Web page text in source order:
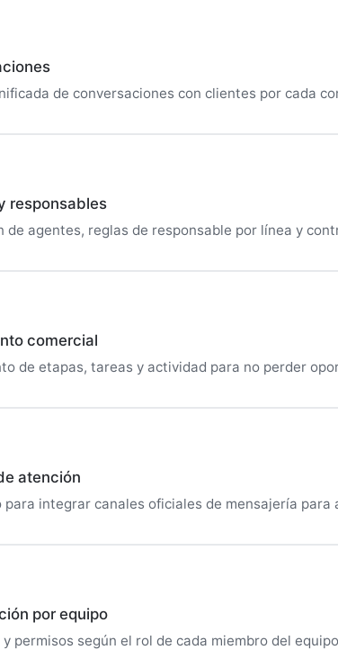
de conversaciones con clientes por cada
responsables
de agentes, reglas de responsable por línea y
comercial
de etapas, tareas y actividad para no perder
atención
para integrar canales oficiales de mensajería para
por equipo
permisos según el rol de cada miembro del